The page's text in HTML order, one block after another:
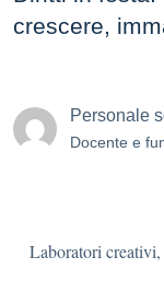
crescere,
Personale
Docente e
Laboratori